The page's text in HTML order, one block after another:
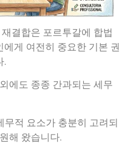
결합은 포르투갈에 합법
게 여전히 중요한 기본 권
.
에도 종종 간과되는 세무
무적 요소가 충분히 고려되
해 왔습니다.